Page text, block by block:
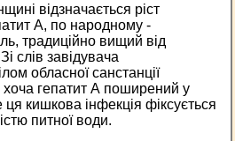
відзначається ріст
А, по народному -
традиційно вищий від
слів завідувача
обласної санстанції
гепатит А поширений у
ця кишкова інфекція фіксується
питної води.